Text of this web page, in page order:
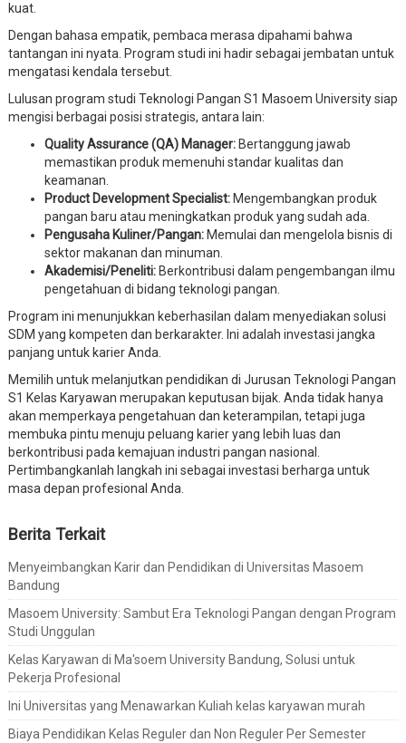
kuat.
Dengan bahasa empatik, pembaca merasa dipahami bahwa
tantangan ini nyata. Program studi ini hadir sebagai jembatan untuk
mengatasi kendala tersebut.
Lulusan program studi Teknologi Pangan S1 Masoem University siap
mengisi berbagai posisi strategis, antara lain:
Quality Assurance (QA) Manager:Bertanggung jawab
memastikan produk memenuhi standar kualitas dan
keamanan.
Product Development Specialist:Mengembangkan produk
pangan baru atau meningkatkan produk yang sudah ada.
Pengusaha Kuliner/Pangan:Memulai dan mengelola bisnis di
sektor makanan dan minuman.
Akademisi/Peneliti:Berkontribusi dalam pengembangan ilmu
pengetahuan di bidang teknologi pangan.
Program ini menunjukkan keberhasilan dalam menyediakan solusi
SDM yang kompeten dan berkarakter. Ini adalah investasi jangka
panjang untuk karier Anda.
Memilih untuk melanjutkan pendidikan di Jurusan Teknologi Pangan
S1 Kelas Karyawan merupakan keputusan bijak. Anda tidak hanya
akan memperkaya pengetahuan dan keterampilan, tetapi juga
membuka pintu menuju peluang karier yang lebih luas dan
berkontribusi pada kemajuan industri pangan nasional.
Pertimbangkanlah langkah ini sebagai investasi berharga untuk
masa depan profesional Anda.
Berita Terkait
Menyeimbangkan Karir dan Pendidikan di Universitas Masoem
Bandung
Masoem University: Sambut Era Teknologi Pangan dengan Program
Studi Unggulan
Kelas Karyawan di Ma'soem University Bandung, Solusi untuk
Pekerja Profesional
Ini Universitas yang Menawarkan Kuliah kelas karyawan murah
Biaya Pendidikan Kelas Reguler dan Non Reguler Per Semester